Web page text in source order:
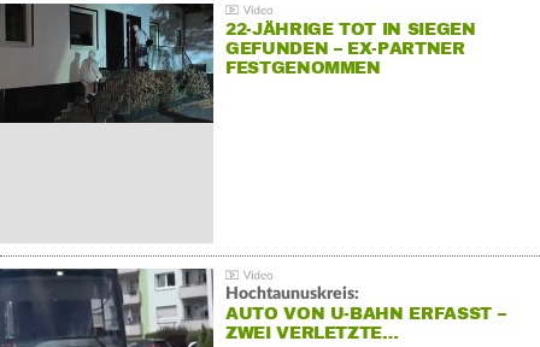
22-JÄHRIGE TOT IN SIEGEN
GEFUNDEN – EX-PARTNER
FESTGENOMMEN
Hochtaunuskreis:
AUTO VON U-BAHN ERFASST –
ZWEI VERLETZTE…